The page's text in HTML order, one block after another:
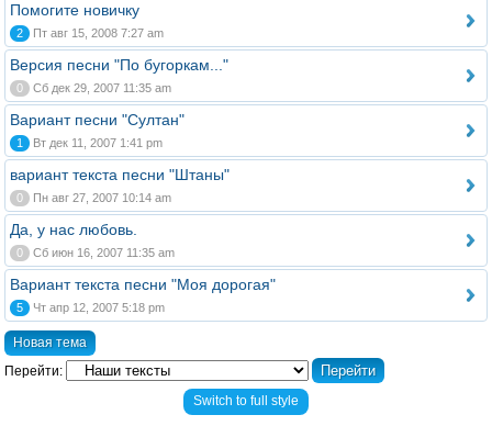
Помогите новичку
2 Пт авг 15, 2008 7:27 am
Версия песни "По бугоркам..."
0 Сб дек 29, 2007 11:35 am
Вариант песни "Султан"
1 Вт дек 11, 2007 1:41 pm
вариант текста песни "Штаны"
0 Пн авг 27, 2007 10:14 am
Да, у нас любовь.
0 Сб июн 16, 2007 11:35 am
Вариант текста песни "Моя дорогая"
5 Чт апр 12, 2007 5:18 pm
Новая тема
Перейти:
Switch to full style